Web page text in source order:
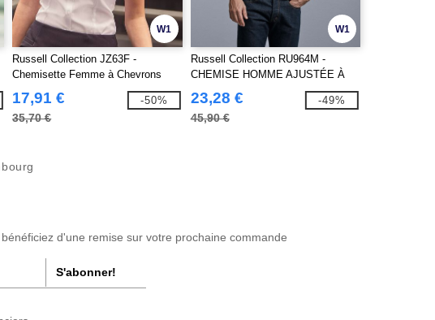
W1
Russell Collection JZ63F -
Chemisette Femme à Chevrons
17,91 €
35,70 €
-50%
W1
Russell Collection RU964M -
CHEMISE HOMME AJUSTÉE À
MANCHES LONGUES AVEC
CONTRASTE EN CHEVRON
23,28 €
45,90 €
-49%
d'une remise sur votre prochaine commande
S'abonner!